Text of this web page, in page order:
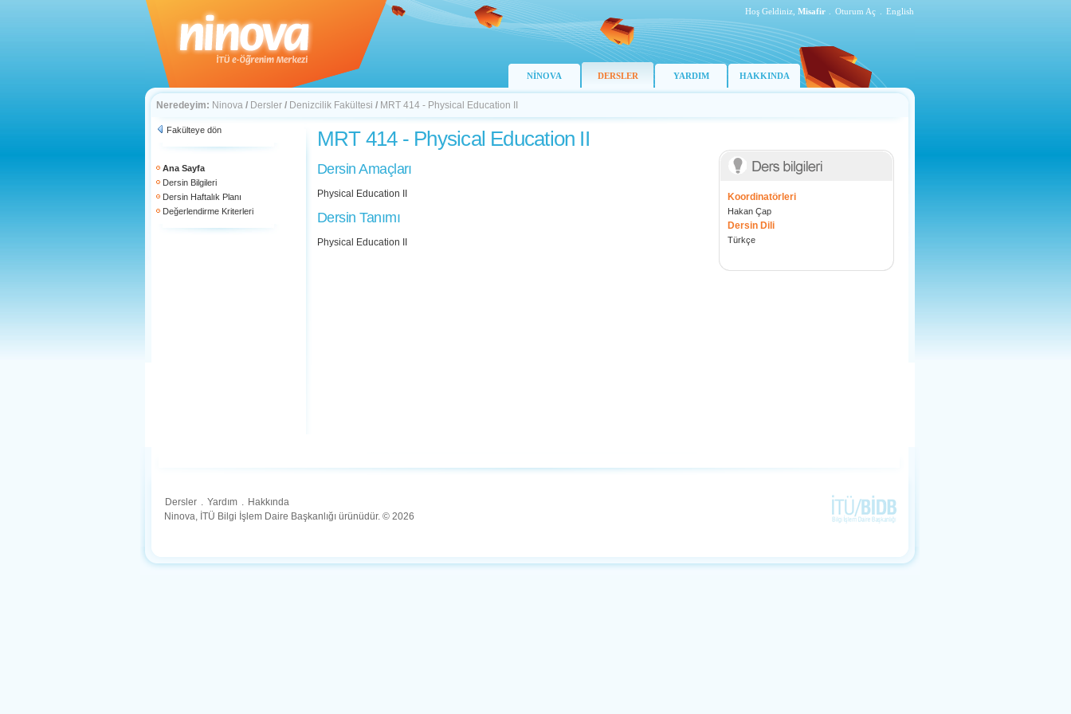
Hoş Geldiniz, Misafir Oturum Aç English
NİNOVA DERSLER YARDIM HAKKINDA
Neredeyim: Ninova / Dersler / Denizcilik Fakültesi / MRT 414 - Physical Education II
Fakülteye dön
Ana Sayfa
Dersin Bilgileri
Dersin Haftalık Planı
Değerlendirme Kriterleri
MRT 414 - Physical Education II
Dersin Amaçları
Physical Education II
Dersin Tanımı
Physical Education II
Koordinatörleri
Hakan Çap
Dersin Dili
Türkçe
Dersler . Yardım . Hakkında
Ninova, İTÜ Bilgi İşlem Daire Başkanlığı ürünüdür. © 2026